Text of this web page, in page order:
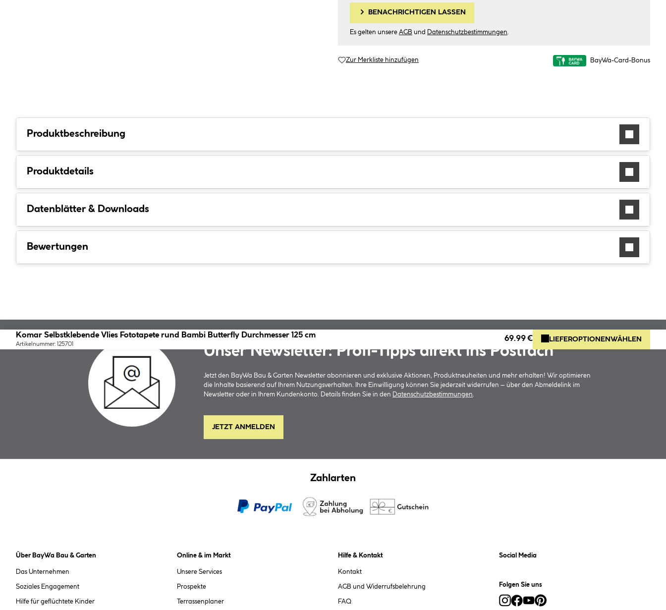
BENACHRICHTIGEN LASSEN
Es gelten unsere AGB und Datenschutzbestimmungen
Zur Merkliste hinzufügen BayWa-Card-Bonus
Produktbeschreibung
Produktdetails
Datenblätter & Downloads
Bewertungen
Komar Selbstklebende Vlies Fototapete rund Bambi Butterfly Durchmesser 125 cm
Artikelnummer: 125701
69.99 € LIEFEROPTIONEN WÄHLEN
Unser Newsletter: Profi-Tipps direkt ins Postfach
Jetzt den BayWa Bau & Garten Newsletter abonnieren und exklusive Aktionen, Produktneuheiten und mehr erhalten! Wir optimieren
die Inhalte basierend auf Ihrem Nutzungsverhalten. Ihre Einwilligung können Sie jederzeit widerrufen – über den Abmeldelink im
Newsletter oder in Ihrem Kundenkonto. Details finden Sie in den
Datenschutzbestimmungen
JETZT ANMELDEN
Zahlarten
Über BayWa Bau & Garten
Das Unternehmen
Soziales Engagement
Hilfe für geflüchtete Kinder
Online & im Markt
Unsere Services
Prospekte
Terrassenplaner
Hilfe & Kontakt
Kontakt
AGB und Widerrufsbelehrung
FAQ
Social Media
Folgen Sie uns